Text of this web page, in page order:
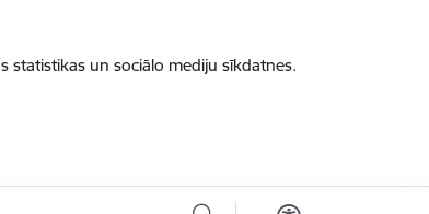
statistikas un sociālo mediju sīkdatnes.